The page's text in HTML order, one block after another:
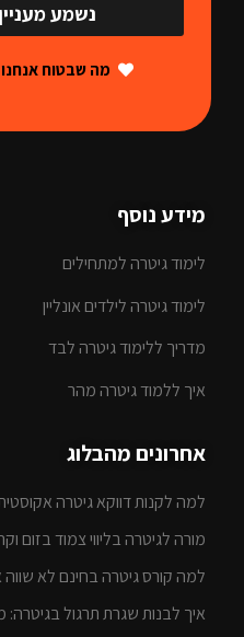
נשמע
מה שבטוח אנחנו
מידע נוסף
לימוד גיטרה למתחילים
לימוד גיטרה לילדים אונליין
מדריך ללימוד גיטרה לבד
איך ללמוד גיטרה מהר
אחרונים מהבלוג
למה לקנות דווקא גיטרה
מורה לגיטרה בליווי צמוד בזום
למה קורס גיטרה בחינם לא
איך לבנות שגרת תרגול בגיטרה: